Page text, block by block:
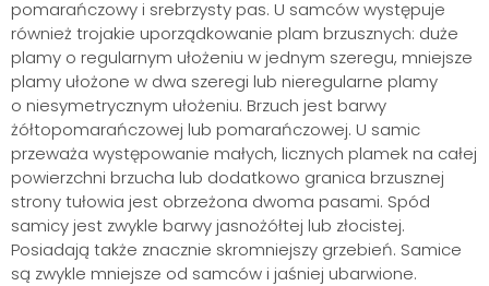
pomarańczowy i srebrzysty pas. U samców występuje
również trojakie uporządkowanie plam brzusznych: duże
plamy o regularnym ułożeniu w jednym szeregu, mniejsze
plamy ułożone w dwa szeregi lub nieregularne plamy
o niesymetrycznym ułożeniu. Brzuch jest barwy
żółtopomarańczowej lub pomarańczowej. U samic
przeważa występowanie małych, licznych plamek na całej
powierzchni brzucha lub dodatkowo granica brzusznej
strony tułowia jest obrzeżona dwoma pasami. Spód
samicy jest zwykle barwy jasnożółtej lub złocistej.
Posiadają także znacznie skromniejszy grzebień. Samice
są zwykle mniejsze od samców i jaśniej ubarwione.